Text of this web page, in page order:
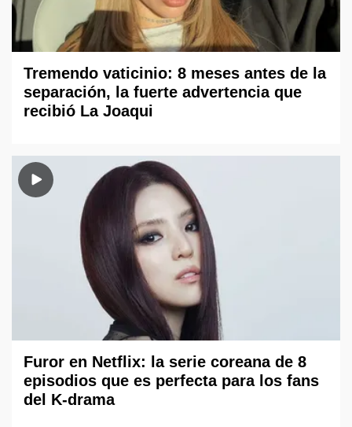
Tremendo vaticinio: 8 meses antes de la
separación, la fuerte advertencia que
recibió La Joaqui
Furor en Netflix: la serie coreana de 8
episodios que es perfecta para los fans
del K-drama